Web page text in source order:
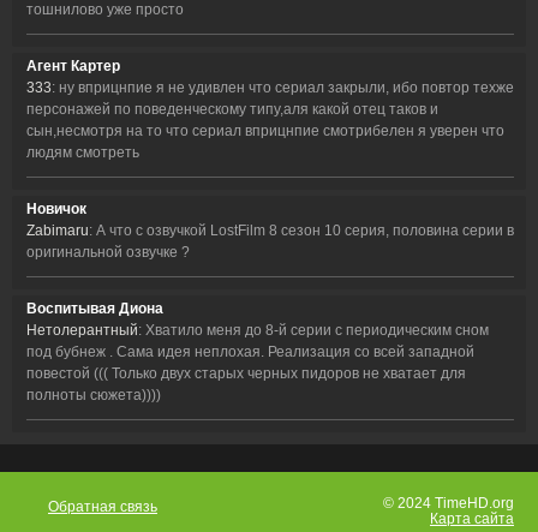
тошнилово уже просто
Агент Картер
333: ну вприцнпие я не удивлен что сериал закрыли, ибо повтор техже
персонажей по поведенческому типу,аля какой отец таков и
сын,несмотря на то что сериал вприцнпие смотрибелен я уверен что
людям смотреть
Новичок
Zabimaru: А что с озвучкой LostFilm 8 сезон 10 серия, половина серии в
оригинальной озвучке ?
Воспитывая Диона
Нетолерантный: Хватило меня до 8-й серии с периодическим сном
под бубнеж . Сама идея неплохая. Реализация со всей западной
повестой ((( Только двух старых черных пидоров не хватает для
полноты сюжета))))
Обратная связь
© 2024 TimeHD.org
Карта сайта